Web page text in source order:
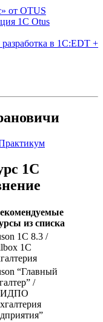
от OTUS
1С Otus
в 1С:EDT +
1С
из списка
1С 8.3 /
1С
“Главный
/